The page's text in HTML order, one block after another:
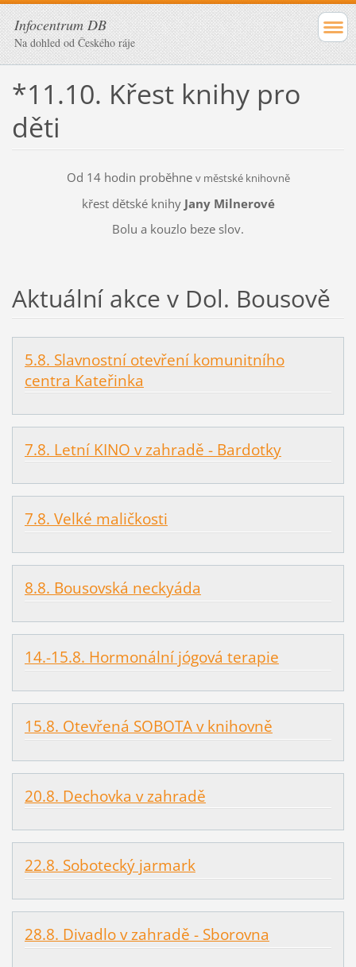
Infocentrum DB
Na dohled od Českého ráje
*11.10. Křest knihy pro
děti
Od 14 hodin proběhne v městské knihovně
křest dětské knihy Jany Milnerové
Bolu a kouzlo beze slov.
Aktuální akce v Dol. Bousově
5.8. Slavnostní otevření komunitního
centra Kateřinka
7.8. Letní KINO v zahradě - Bardotky
7.8. Velké maličkosti
8.8. Bousovská neckyáda
14.-15.8. Hormonální jógová terapie
15.8. Otevřená SOBOTA v knihovně
20.8. Dechovka v zahradě
22.8. Sobotecký jarmark
28.8. Divadlo v zahradě - Sborovna